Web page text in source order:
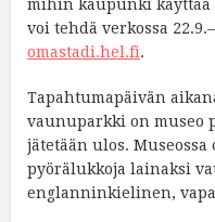
mihin kaupunki käyttää
voi tehdä verkossa
omastadi.hel.fi.
Tapahtumapäivän
vaunuparkki on museo
jätetään ulos.
pyörälukkoja lainaksi
englanninkielinen,